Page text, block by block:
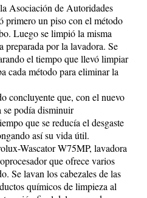
Asociación de Autoridades
primero un piso con el método
Luego se limpió la misma
por la lavadora. Se
el tiempo que llevó limpiar
cada método para eliminar la
concluyente que, con el nuevo
se podía disminuir
que se reducía el desgaste
así su vida útil.
Wascator W75MP, lavadora
que ofrece varios
Se lavan los cabezales de las
químicos de limpieza al